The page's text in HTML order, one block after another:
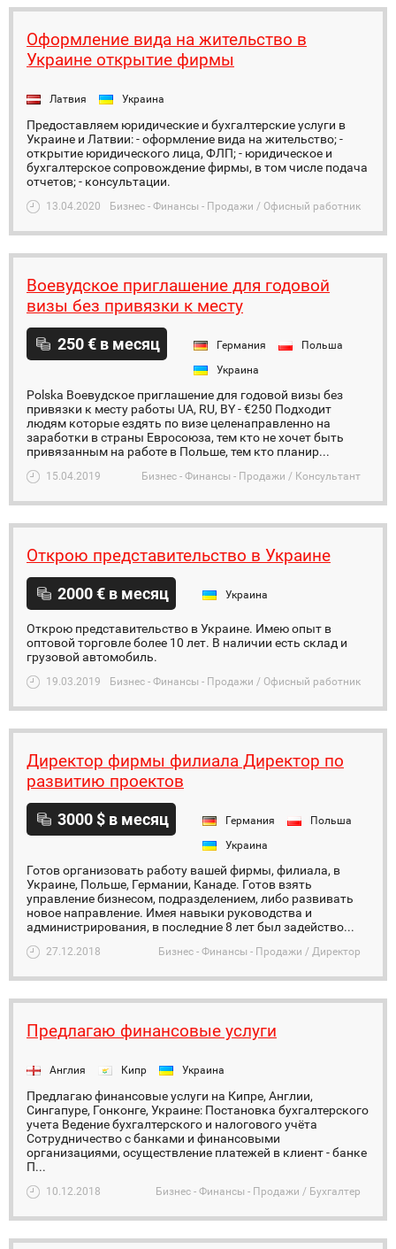
Оформление вида на жительство в
Украине открытие фирмы
Латвия Украина
Предоставляем юридические и бухгалтерские услуги в
Украине и Латвии: - оформление вида на жительство; -
открытие юридического лица, ФЛП; - юридическое и
бухгалтерское сопровождение фирмы, в том числе подача
отчетов; - консультации.
13.04.2020 Бизнес - Финансы - Продажи / Офисный работник
Воевудское приглашение для годовой
визы без привязки к месту
250 € в месяц Германия
Польша
Украина
Polska Воевудское приглашение для годовой визы без
привязки к месту работы UA, RU, BY - €250 Подходит
людям которые ездять по визе целенаправленно на
заработки в страны Евросоюза, тем кто не хочет быть
привязанным на работе в Польше, тем кто планир...
15.04.2019 Бизнес - Финансы - Продажи / Консультант
Открою представительство в Украине
2000 € в месяц Украина
Открою представительство в Украине. Имею опыт в
оптовой торговле более 10 лет. В наличии есть склад и
грузовой автомобиль.
19.03.2019 Бизнес - Финансы - Продажи / Офисный работник
Директор фирмы филиала Директор по
развитию проектов
3000 $ в месяц Германия
Польша
Украина
Готов организовать работу вашей фирмы, филиала, в
Украине, Польше, Германии, Канаде. Готов взять
управление бизнесом, подразделением, либо развивать
новое направление. Имея навыки руководства и
администрирования, в последние 8 лет был задейство...
27.12.2018 Бизнес - Финансы - Продажи / Директор
Предлагаю финансовые услуги
Англия Кипр Украина
Предлагаю финансовые услуги на Кипре, Англии,
Сингапуре, Гонконге, Украине: Постановка бухгалтерского
учета Ведение бухгалтерского и налогового учёта
Сотрудничество с банками и финансовыми
организациями, осуществление платежей в клиент - банке
П...
10.12.2018 Бизнес - Финансы - Продажи / Бухгалтер